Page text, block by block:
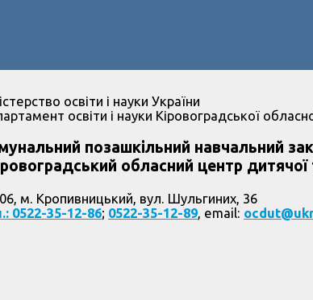
освіти і науки України
освіти і науки Кіровоградської
позашкільний навчальний
обласний центр дитячої
м. Кропивницький, вул. Шульгиних, 36
0522-35-12-86; 0522-35-12-89, email: